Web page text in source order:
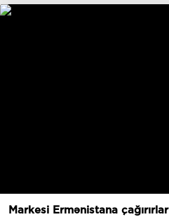
Markesi Ermənistana çağırırlar